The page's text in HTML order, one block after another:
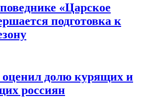
«Царское
подготовка к
долю курящих и
россиян